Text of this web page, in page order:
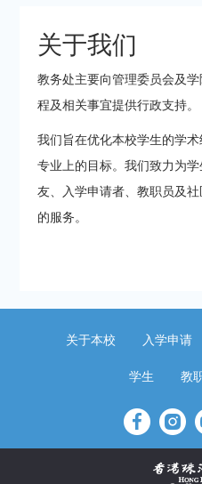
关于我们
教务处主要向管理委员会及学
程及相关事宜提供行政支持。
我们旨在优化本校学生的学
专业上的目标。我们致力为
友、入学申请者、教职员及
的服务。
关于本校 入学申请
学生 教